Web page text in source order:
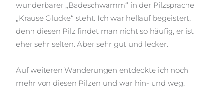
wunderbarer „Badeschwamm“ in der Pilzsprache
„Krause Glucke“ steht. Ich war hellauf begeistert,
denn diesen Pilz findet man nicht so häufig, er ist
eher sehr selten. Aber sehr gut und lecker.
Auf weiteren Wanderungen entdeckte ich noch
mehr von diesen Pilzen und war hin- und weg.